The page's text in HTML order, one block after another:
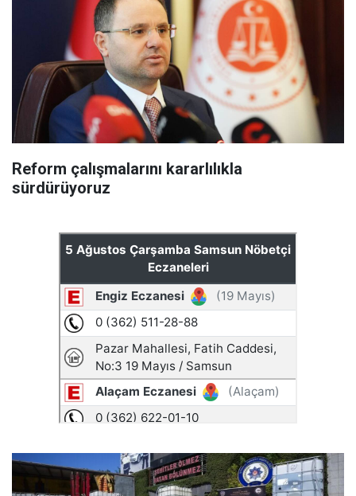
Reform çalışmalarını kararlılıkla
sürdürüyoruz